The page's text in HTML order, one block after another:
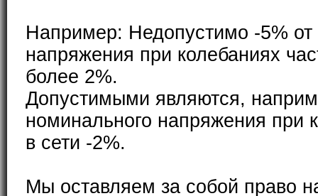
Например: Недопустимо -5% от
напряжения при колебаниях
более 2%.
Допустимыми являются,
номинального напряжения при
в сети -2%.
Мы оставляем за собой право